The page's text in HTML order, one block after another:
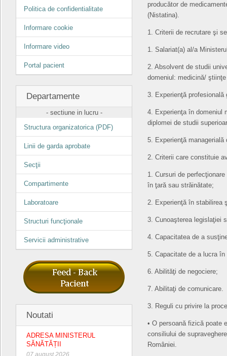
Politica de confidentialitate
Informare cookie
Informare video
Portal pacient
Departamente
- sectiune in lucru -
Structura organizatorica (PDF)
Linii de garda aprobate
Secţii
Compartimente
Laboratoare
Structuri funcţionale
Servicii administrative
Noutati
ADRESA MINISTERUL
SĂNĂTĂȚII
07 august 2026
producător de
(Nistatina).
1. Criterii de recrutare şi
1. Salariat(a) al/a
2. Absolvent de studii
domeniul: medicină/
3. Experienţă profesională
4. Experienţa în domeniul
diplomei de studii
5. Experienţă
2. Criterii care constituie
1. Cursuri de
în ţară sau străinătate;
2. Experienţă în stabilirea
3. Cunoaşterea legislaţiei
4. Capacitatea de a
5. Capacitate de a lucra în
6. Abilităţi de negociere;
7. Abilitaţi de comunicare.
3. Reguli cu privire la
• O persoană fizică poate
consiliului de
României.